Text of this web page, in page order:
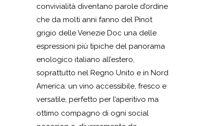
convivialità diventano parole d’ordine
che da molti anni fanno del Pinot
grigio delle Venezie Doc una delle
espressioni più tipiche del panorama
enologico italiano all’estero,
soprattutto nel Regno Unito e in Nord
America: un vino accessibile, fresco e
versatile, perfetto per l’aperitivo ma
ottimo compagno di ogni social